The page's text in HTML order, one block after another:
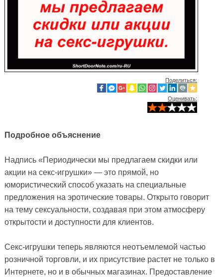
Поделиться:
Оценивать:
Подробное объяснение
Надпись «Периодически мы предлагаем скидки или
акции на секс-игрушки» — это прямой, но
юмористический способ указать на специальные
предложения на эротические товары. Открыто говорит
на тему сексуальности, создавая при этом атмосферу
открытости и доступности для клиентов.
Секс-игрушки теперь являются неотъемлемой частью
розничной торговли, и их присутствие растет не только в
Интернете, но и в обычных магазинах. Предоставление